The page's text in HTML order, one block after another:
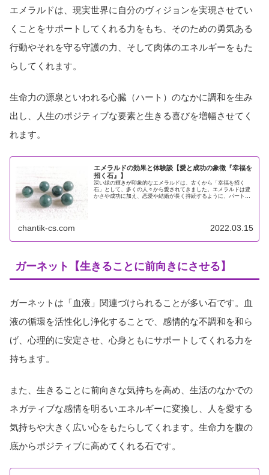
エメラルドは、現実世界に自分のヴィジョンを実現させてい
くことをサポートしてくれる力をもち、そのための勇気ある
行動やそれを守る守護の力、そして肉体のエネルギーをもた
らしてくれます。
生命力の源泉といわれる心臓（ハート）のなかに調和を生み
出し、人生のポジティブな要素と生きる喜びを増幅させてく
れます。
エメラルドの効果と体験談【愛と成功の象徴『幸福を
招く石』】
深い緑の輝きが印象的なエメラルドは、古くから「幸福を招く
石」として、多くの人々から愛されてきました。エメラルドは豊
かさや成功に加え、恋愛や結婚が長く持続するように、パートナ
chantik-cs.com 2022.03.15
ガーネット【生きることに前向きにさせる】
ガーネットは「血液」関連づけられることが多い石です。血
液の循環を活性化し浄化することで、感情的な不調和を和ら
げ、心理的に安定させ、心身ともにサポートしてくれる力を
持ちます。
また、生きることに前向きな気持ちを高め、生活のなかでの
ネガティブな感情を明るいエネルギーに変換し、人を愛する
気持ちや大きく広い心をもたらしてくれます。生命力を腹の
底からポジティブに高めてくれる石です。